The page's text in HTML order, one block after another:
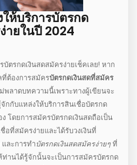
ห้บริการบัตรกด
ายในปี 2024
บัตรกดเงินสดสมัครง่ายเช็คเลย! หาก
ต้องการสมัครบัตรกดเงินสดที่สมัคร
พลาดบทความนี้เพราะทางผู้เขียนจะ
กกับแหล่งให้บริการสินเชื่อบัตรกด
ง โดยการสมัครบัตรกดเงินสดถือเป็น
ที่สมัครง่ายและได้รับวงเงินที่
และการทำบัตรกดเงินสดสมัครง่ายๆที่
ท่านได้รู้จักนั้นจะเป็นการสมัครบัตรกด